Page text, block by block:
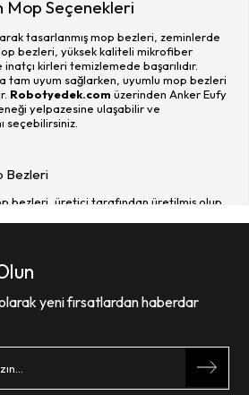
Mop Seçenekleri
tasarlanmış mop bezleri, zeminlerde
bezleri, yüksek kaliteli mikrofiber
kirleri temizlemede başarılıdır.
tam uyum sağlarken, uyumlu mop bezleri
Robotyedek.com üzerinden Anker Eufy
yelpazesine ulaşabilir ve
seçebilirsiniz.
Bezleri
bezleri, üretici tarafından üretilmiş olup
Mop bezlerinizi seçerken model
cihazın etkili çalışmasını sağlamak için
satın alabilirsiniz.
İpuçları
yeni fırsatlardan haberdar